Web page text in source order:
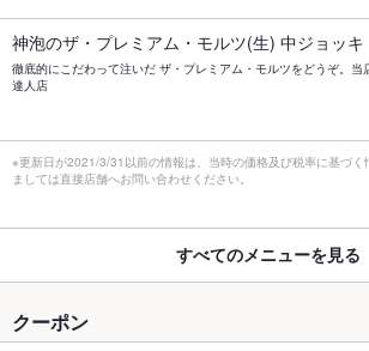
神泡のザ・プレミアム・モルツ(生) 中ジョッキ
徹底的にこだわって注いだ ザ・プレミアム・モルツをどうぞ。
達人店
※更新日が2021/3/31以前の情報は、当時の価格及び税率に基づく
ましては直接店舗へお問い合わせください。
すべてのメニューを見る
クーポン